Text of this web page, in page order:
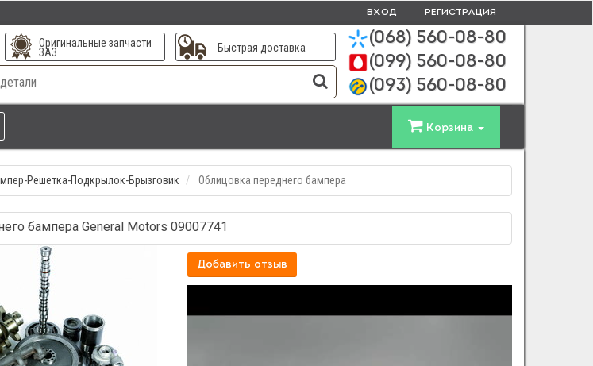
ВХОД РЕГИСТРАЦИЯ
Оригинальные запчасти
ЗАЗ Быстрая доставка (068) 560-08-80
(099) 560-08-80
(093) 560-08-80
Корзина
Решетка-Подкрылок-Брызговик Облицовка переднего бампера
бампера General Motors 09007741
Добавить отзыв